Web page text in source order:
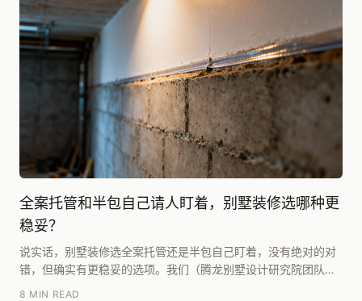
全案托管和半包自己请人盯着，别墅装修选哪种更
稳妥？
说实话，别墅装修选全案托管还是半包自己盯着，没有绝对的对
错，但确实有更稳妥的选项。我们（腾龙别墅设计研究院团队）
8 MIN READ